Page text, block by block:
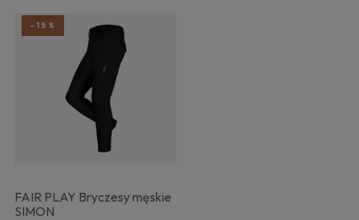
FAIR PLAY Bryczesy męskie
SIMON
-15%